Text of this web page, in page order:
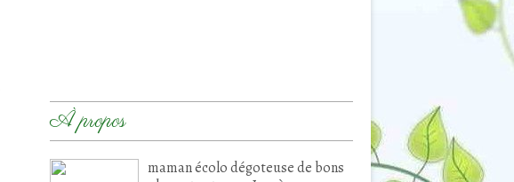
À propos
maman écolo dégoteuse de bons